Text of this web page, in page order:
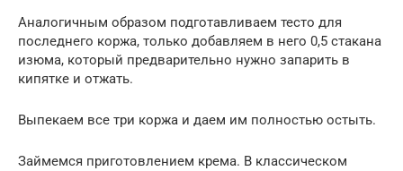
Аналогичным образом подготавливаем тесто для
последнего коржа, только добавляем в него 0,5 стакана
изюма, который предварительно нужно запарить в
кипятке и отжать.
Выпекаем все три коржа и даем им полностью остыть.
Займемся приготовлением крема. В классическом